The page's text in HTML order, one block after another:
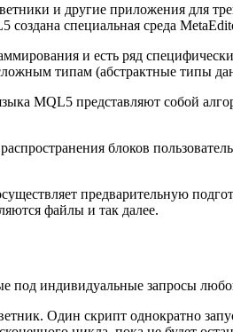
и другие приложения для
специальная среда
и есть ряд
типам (абстрактные типы
MQL5 представляют собой
блоков
предварительную
файлы и так далее.
под индивидуальные запросы
Один скрипт однократно